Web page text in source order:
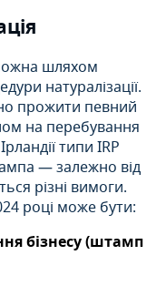
шляхом
натуралізації.
прожити певний
на перебування
типи IRP
— залежно від
різні вимоги.
році може бути:
бізнесу (штамп